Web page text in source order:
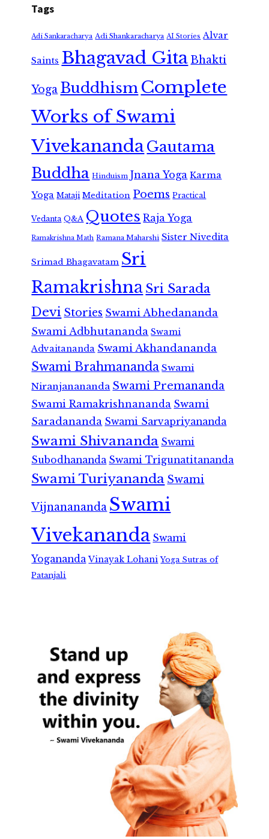
Tags
Adi Sankaracharya Adi Shankaracharya AI Stories Alvar
Saints Bhagavad GitaBhakti
Yoga Buddhism Complete
Works of Swami
VivekanandaGautama
Buddha Hinduism Jnana Yoga Karma
Yoga Mataji Meditation Poems Practical
Vedanta Q&A Quotes Raja Yoga
Ramakrishna Math Ramana Maharshi Sister Nivedita
Srimad Bhagavatam Sri
RamakrishnaSri Sarada
Devi Stories Swami Abhedananda
Swami Adbhutananda Swami
Advaitananda Swami Akhandananda
Swami Brahmananda Swami
Niranjanananda Swami Premananda
Swami Ramakrishnananda Swami
Saradananda Swami Sarvapriyananda
Swami Shivananda Swami
Subodhananda Swami Trigunatitananda
Swami Turiyananda Swami
Vijnanananda Swami
Vivekananda Swami
Yogananda Vinayak Lohani Yoga Sutras of
Patanjali